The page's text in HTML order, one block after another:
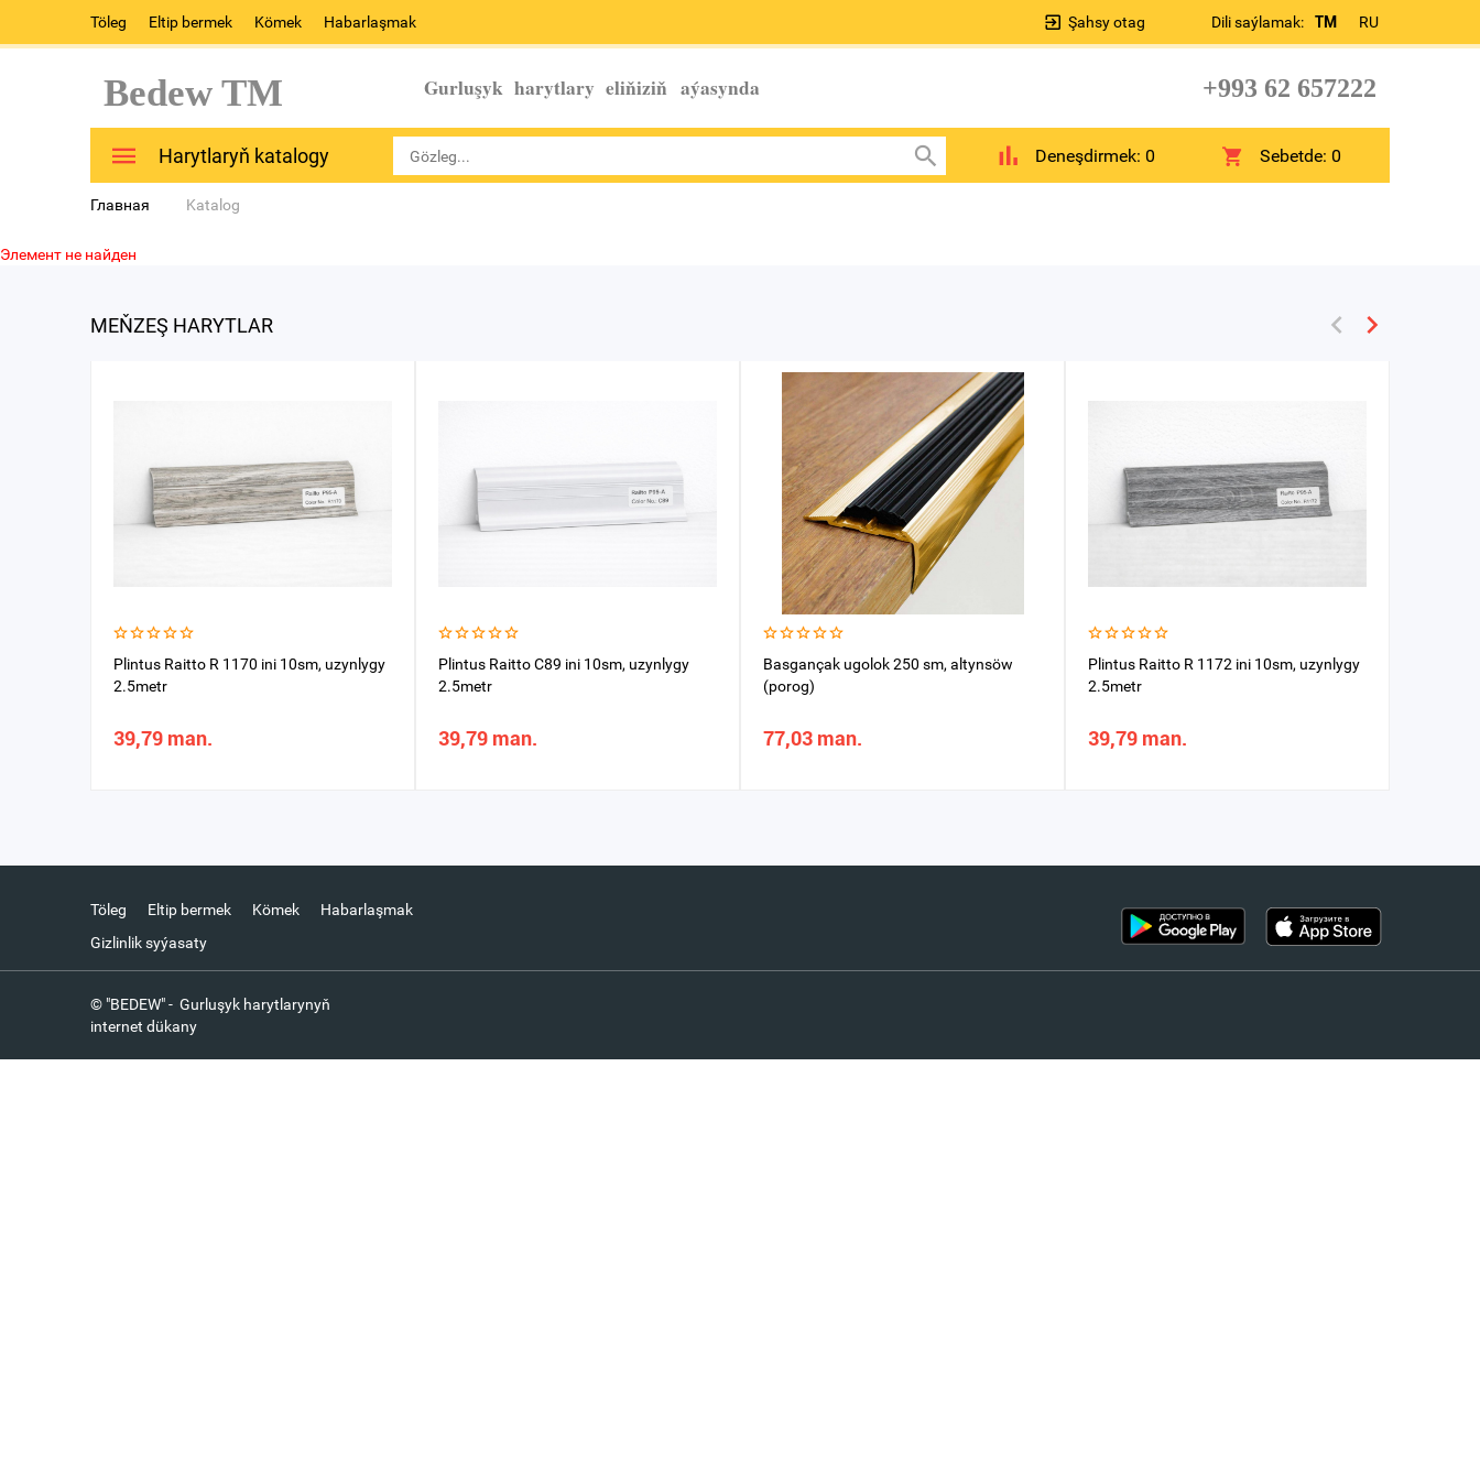
Töleg Eltip bermek Kömek Habarlaşmak Dili saýlamak: TM RU
Şahsy otag
Bedew TM Gurluşyk harytlary eliňiziň aýasynda +993 62 657222
Harytlaryň katalogy Deneşdirmek: 0 Sebetde:0
Главная Katalog
Элемент не найден
MEŇZEŞ HARYTLAR
Plintus Raitto R 1170 ini 10sm, uzynlygy
2.5metr
39,79 man.
Plintus Raitto C89 ini 10sm, uzynlygy
2.5metr
39,79 man.
Basgançak ugolok 250 sm, altynsöw
(porog)
77,03 man.
Plintus Raitto R 1172 ini 10sm, uzynlygy
2.5metr
39,79 man.
Töleg Eltip bermek Kömek
Habarlaşmak
Gizlinlik syýasaty
© "BEDEW" - Gurluşyk harytlarynyň
internet dükany